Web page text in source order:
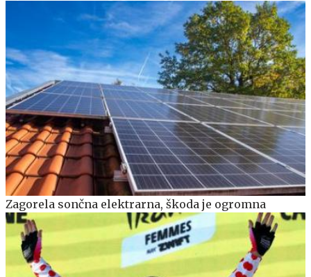
Zagorela sončna elektrarna, škoda je ogromna